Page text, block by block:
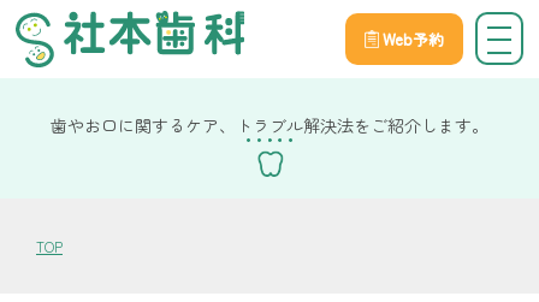
Web予約
院長社本の健康コラム
歯やお口に関するケア、トラブル解決法をご紹介します。
TOP